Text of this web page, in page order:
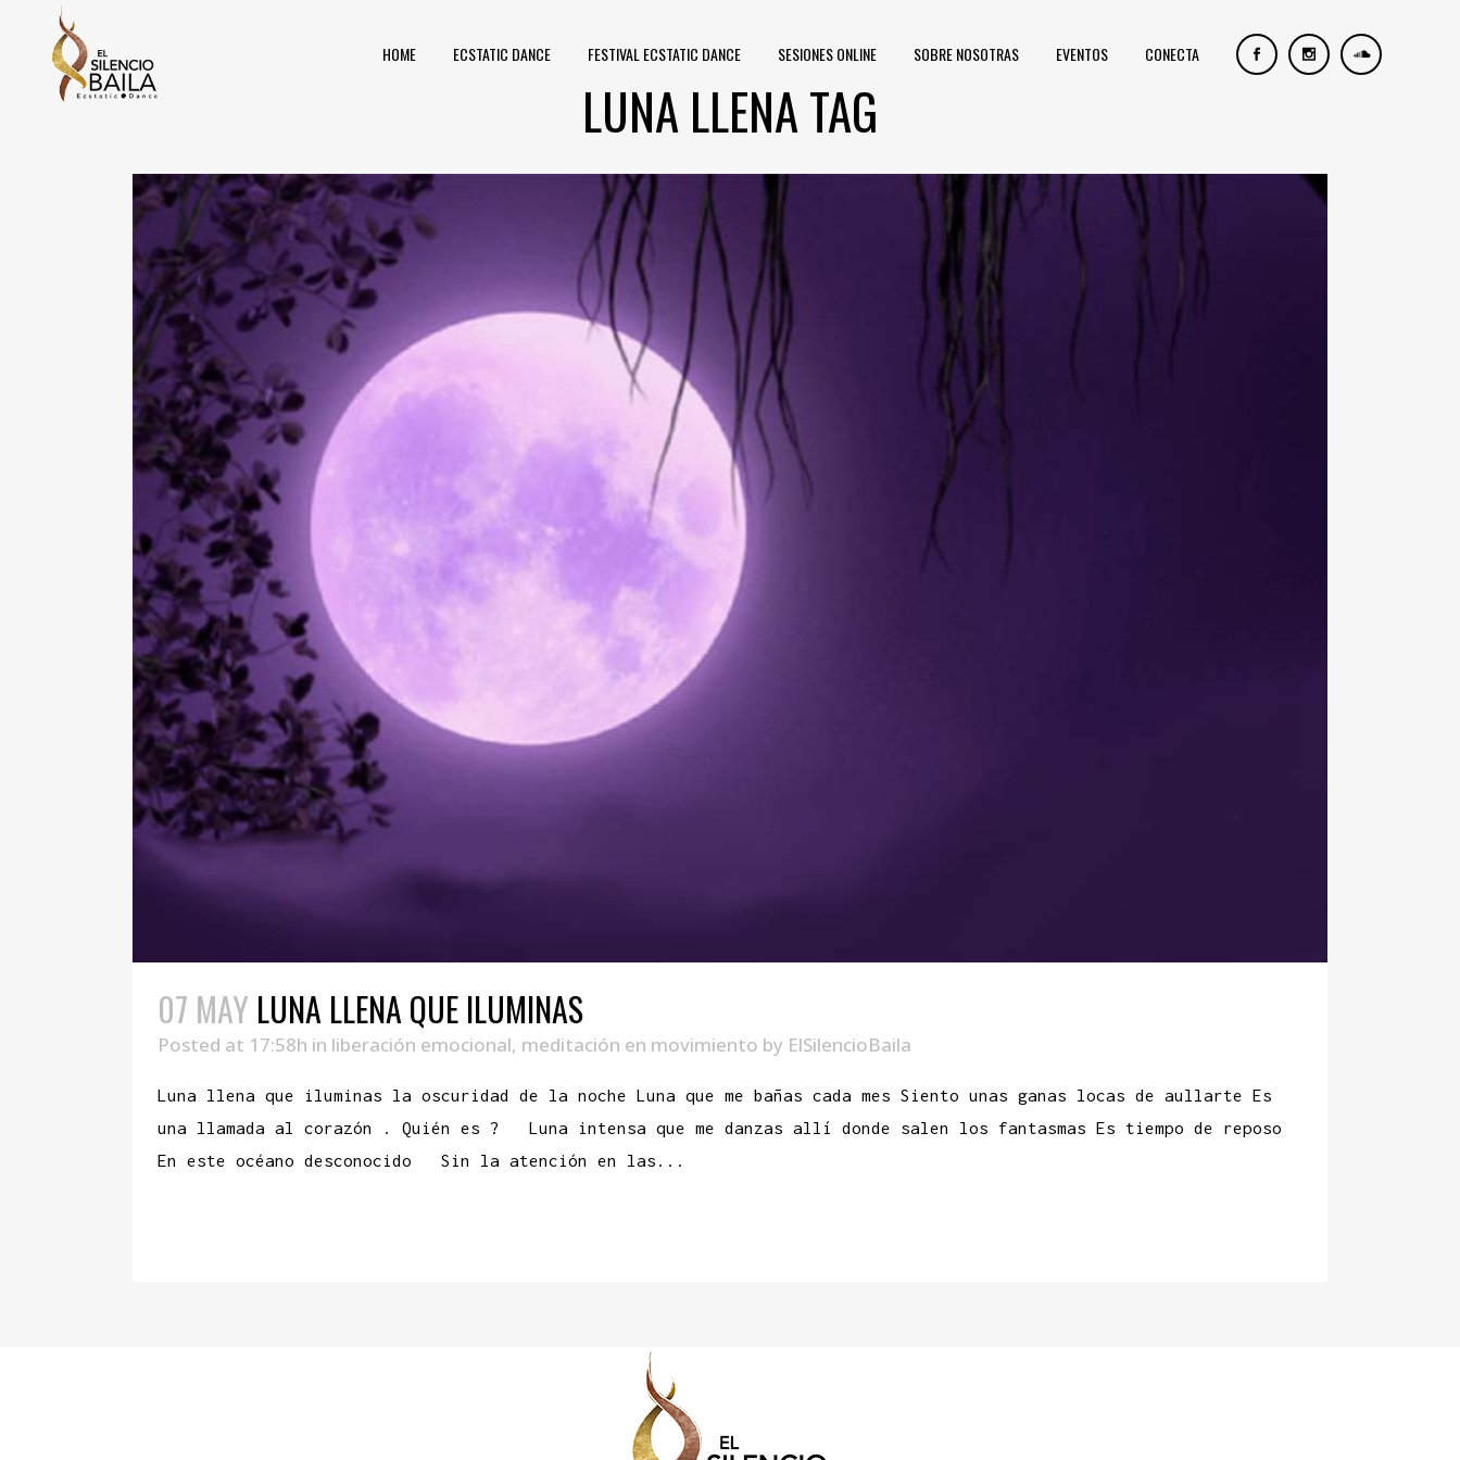
HOME ECSTATIC DANCE FESTIVAL ECSTATIC DANCE SESIONES ONLINE SOBRE NOSOTRAS EVENTOS CONECTA
LUNA LLENA TAG
07 MAY LUNA LLENA QUE ILUMINAS
Posted at 17:58h in liberación emocional, meditación en movimiento by ElSilencioBaila
Luna llena que iluminas la oscuridad de la noche Luna que me bañas cada mes Siento unas ganas locas de aullarte Es
una llamada al corazón . Quién es ? Luna intensa que me danzas allí donde salen los fantasmas Es tiempo de reposo
En este océano desconocido Sin la atención en las...